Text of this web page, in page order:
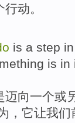
行动。
is a step
is in
迈向一个或
， 它让我们